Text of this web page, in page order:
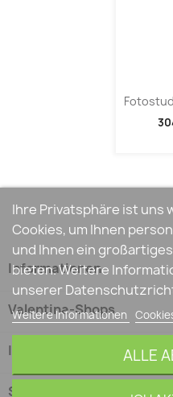
Informationen
Valentina-Shops
Ihr Konto
Shop-Einstellungen
Ihre Privatsphäre ist uns
Cookies, um Ihnen
und Ihnen ein
bieten. Weitere
unserer
Weitere Informationen
ALLE